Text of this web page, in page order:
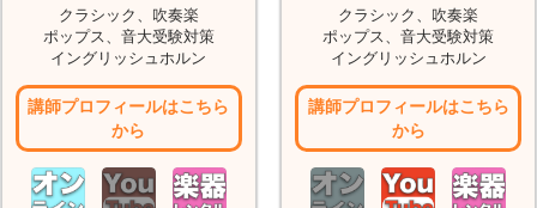
クラシック、吹奏楽
ポップス、音大受験対策
イングリッシュホルン
講師プロフィールはこちら
から
クラシック、吹奏楽
ポップス、音大受験対策
イングリッシュホルン
講師プロフィールはこちら
から